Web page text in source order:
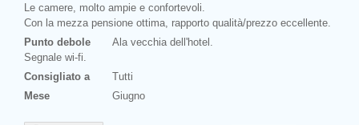
Le camere, molto ampie e confortevoli.
Con la mezza pensione ottima, rapporto qualità/prezzo eccellente.
Punto debole
Ala vecchia dell'hotel.
Segnale wi-fi.
Consigliato a
Tutti
Mese
Giugno